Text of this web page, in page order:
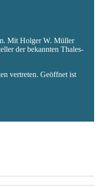
Mit Holger W. Müller
der bekannten Thales-
vertreten. Geöffnet ist